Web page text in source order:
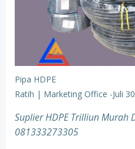
Pipa HDPE
Ratih | Marketing Office -Juli
Suplier HDPE Trilliun Murah
081333273305